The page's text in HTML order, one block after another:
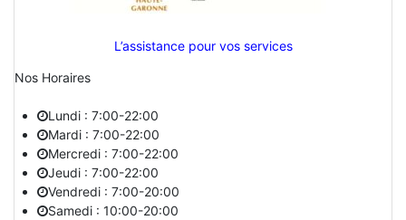
L’assistance pour vos services
Nos Horaires
Lundi : 7:00-22:00
Mardi : 7:00-22:00
Mercredi : 7:00-22:00
Jeudi : 7:00-22:00
Vendredi : 7:00-20:00
Samedi : 10:00-20:00